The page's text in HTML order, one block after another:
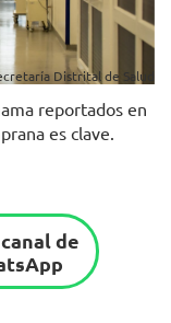
Distrital de Salud
reportados en
es clave.
de